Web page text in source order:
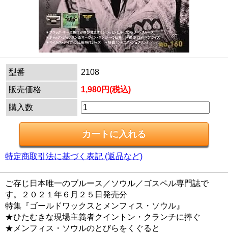
型番
2108
販売価格
1,980円(税込)
購入数
特定商取引法に基づく表記 (返品など)
ご存じ日本唯一のブルース／ソウル／ゴスペル専門誌で
す。２０２１年６月２５日発売分
特集『ゴールドワックスとメンフィス・ソウル』
★ひたむきな現場主義者クイントン・クランチに捧ぐ
★メンフィス・ソウルのとびらをくぐると